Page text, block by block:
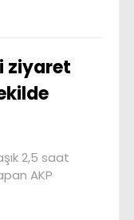
ziyaret
2,5 saat
AKP